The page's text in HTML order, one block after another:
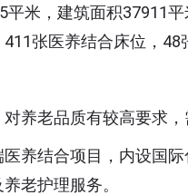
平米，建筑面积37911
张医养结合床位，48
养老品质有较高要求
养结合项目，内设国
老护理服务。